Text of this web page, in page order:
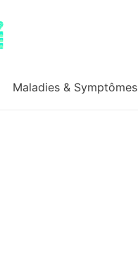
Maladies & Symptômes